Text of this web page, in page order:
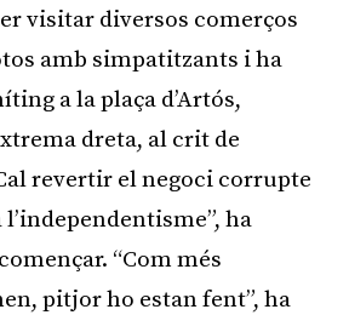
visitar diversos comerços
amb simpatitzants i ha
a la plaça d’Artós,
dreta, al crit de
revertir el negoci corrupte
ha
“Com més
pitjor ho estan fent”, ha